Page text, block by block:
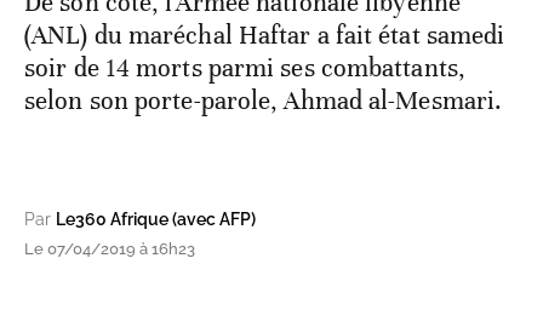
(ANL) du maréchal Haftar a fait état samedi
soir de 14 morts parmi ses combattants,
selon son porte-parole, Ahmad al-Mesmari.
Par Le360 Afrique (avec AFP)
Le 07/04/2019 à 16h23